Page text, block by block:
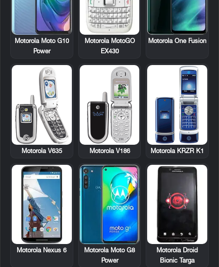
Motorola One Fusion
Motorola MotoGO
EX430
Motorola Moto G10
Power
Motorola KRZR K1
Motorola V186
Motorola V635
Motorola Droid
Bionic Targa
Motorola Moto G8
Power
Motorola Nexus 6